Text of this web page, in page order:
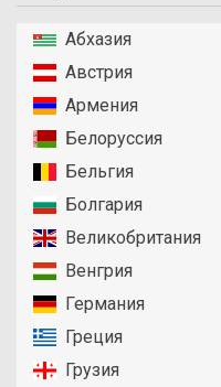
Абхазия
Австрия
Армения
Белоруссия
Бельгия
Болгария
Великобритания
Венгрия
Германия
Греция
Грузия